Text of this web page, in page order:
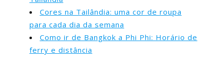
Cores na Tailândia: uma cor de roupa
para cada dia da semana
Como ir de Bangkok a Phi Phi: Horário de
ferry e distância